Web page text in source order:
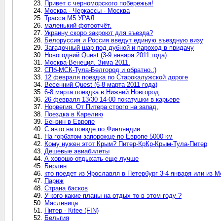
Привет с черноморского побережья!
Москва - Черкассы - Москва
Трасса М5 УРАЛ
маленький фотоотчёт.
Украину скоро закроют для въезда?
Белоруссия и Россия введут единую въездную визу
Загадочный шар под дубной и пароход в придачу
Новогодний Quest (3-9 января 2011 года)
Москва-Венеция. Зима 2011.
СПб-МСК-Тула-Белгород и обратно.:)
12 февраля поездка по Старокалужской дороге
Весенний Quest (6-8 марта 2011 года)
6-8 марта поездка в Нижний Новгород
26 февраля 13/30 14-00 покатушки в карьере
Норвегия. От Питера строго на запад.
Поездка в Карелию
Бензин в Европе
С авто на поезде по Финляндии
На горбатом запорожце по Европе 5000 км
Кому нужен этот Крым? Питер-КрКр-Крым-Тула-Питер
Дешевые авиабилеты
А хорошо отдыхать еще лучше
Берлин
кто поедет из Ярославля в Петербург 3-4 января или
Париж
Страна басков
У кого какие планы на отдых то в этом году ?
Масленица
Питер - Кitee (FIN)
Бельгия